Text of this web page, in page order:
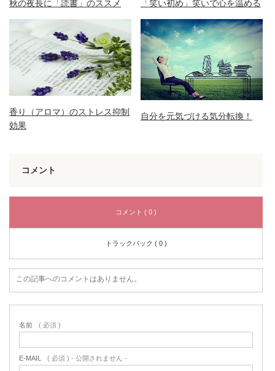
秋の夜長に「読書」のススメ 「笑い初め」笑いで心を温める
香り（アロマ）のストレス抑制
効果
自分を元気づける気分転換！
コメント
コメント ( 0 )
トラックバック ( 0 )
この記事へのコメントはありません。
名前 ( 必須 )
E-MAIL ( 必須 ) - 公開されません -